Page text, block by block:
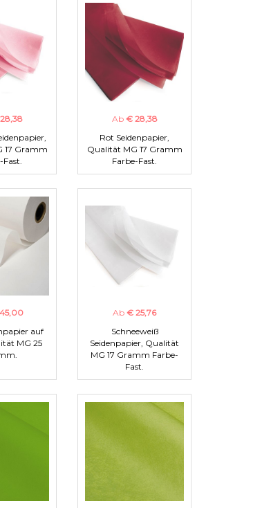
17 Gramm
Fast.
Ab € 28,38
Rot Seidenpapier,
Qualität MG 17 Gramm
Farbe-Fast.
auf
MG 25
Ab € 25,76
Schneeweiß
Seidenpapier, Qualität
MG 17 Gramm Farbe-
Fast.